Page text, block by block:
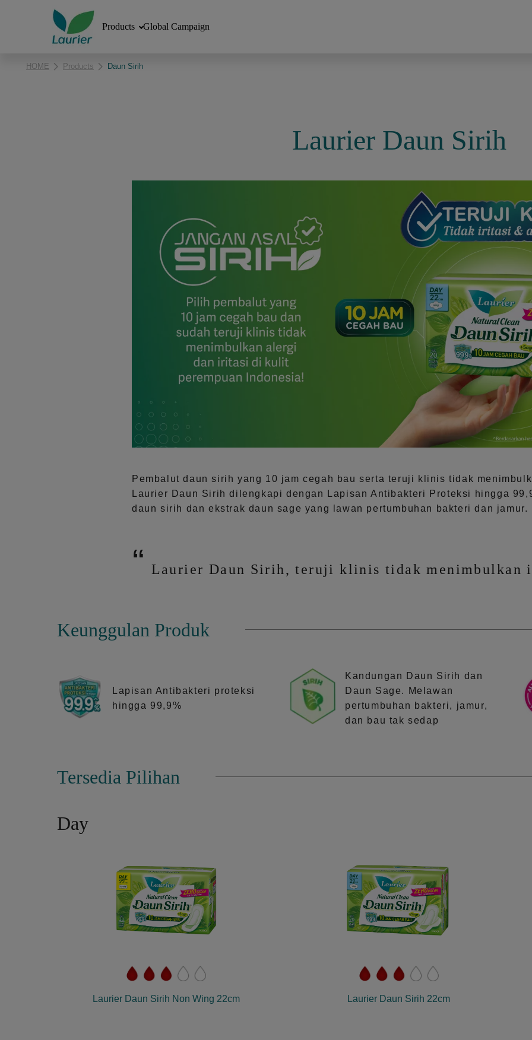
Products Global Campaign
HOME Products Daun Sirih
Laurier Daun Sirih
Pembalut daun sirih yang 10 jam cegah bau serta teruji klinis tidak
Laurier Daun Sirih dilengkapi dengan Lapisan Antibakteri Proteksi hingga
daun sirih dan ekstrak daun sage yang lawan pertumbuhan bakteri dan jamur.
Laurier Daun Sirih, teruji klinis tidak menimbulkan
Keunggulan Produk
Lapisan Antibakteri proteksi
hingga 99,9%
Kandungan Daun Sirih dan
Daun Sage. Melawan
pertumbuhan bakteri, jamur,
dan bau tak sedap
Tersedia Pilihan
Day
Laurier Daun Sirih Non Wing 22cm Laurier Daun Sirih 22cm